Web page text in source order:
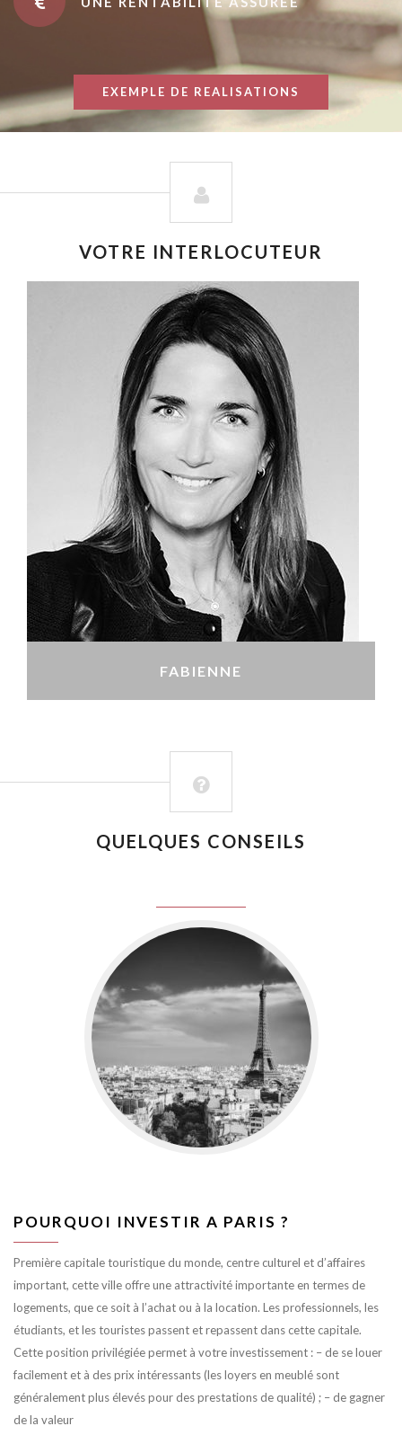
EXEMPLE DE REALISATIONS
VOTRE INTERLOCUTEUR
FABIENNE
QUELQUES CONSEILS
POURQUOI INVESTIR A PARIS ?
Première capitale touristique du monde, centre culturel et d’affaires
important, cette ville offre une attractivité importante en termes de
logements, que ce soit à l’achat ou à la location. Les professionnels, les
étudiants, et les touristes passent et repassent dans cette capitale.
Cette position privilégiée permet à votre investissement : – de se louer
facilement et à des prix intéressants (les loyers en meublé sont
généralement plus élevés pour des prestations de qualité) ; – de gagner
de la valeur